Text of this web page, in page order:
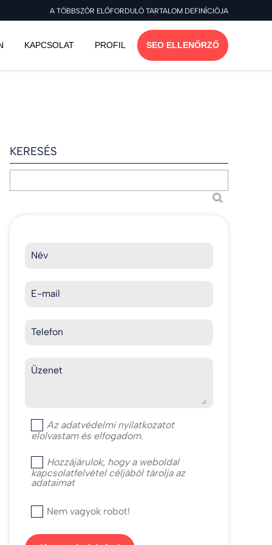
A TÖBBSZÖR ELŐFORDULÓ TARTALOM DEFINÍCIÓJA
KAPCSOLAT PROFIL SEO ELLENŐRZŐ
KERESÉS
Név
E-mail
Telefon
Üzenet
Az adatvédelmi nyilatkozatot
elolvastam és elfogadom.
Hozzájárulok, hogy a weboldal
kapcsolatfelvétel céljából tárolja az
adataimat
Nem vagyok robot!